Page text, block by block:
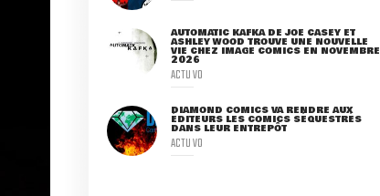
AUTOMATIC KAFKA DE JOE CASEY ET
ASHLEY WOOD TROUVE UNE NOUVELLE
VIE CHEZ IMAGE COMICS EN NOVEMBRE
2026
ACTU VO
DIAMOND COMICS VA RENDRE AUX
ÉDITEURS LES COMICS SÉQUESTRÉS
DANS LEUR ENTREPÔT
ACTU VO